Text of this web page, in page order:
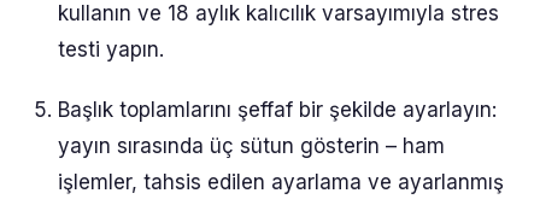
kullanın ve 18 aylık kalıcılık varsayımıyla stres
testi yapın.
Başlık toplamlarını şeffaf bir şekilde ayarlayın:
yayın sırasında üç sütun gösterin – ham
işlemler, tahsis edilen ayarlama ve ayarlanmış